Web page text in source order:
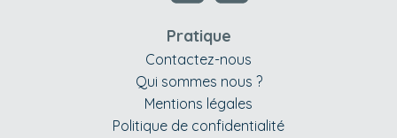
Pratique
Contactez-nous
Qui sommes nous ?
Mentions légales
Politique de confidentialité